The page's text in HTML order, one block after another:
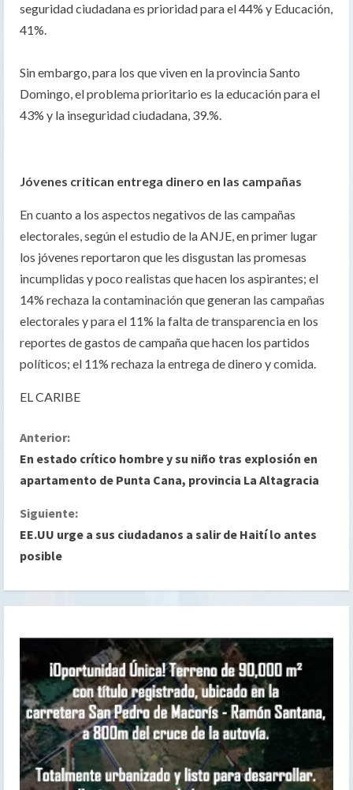
seguridad ciudadana es prioridad para el 44% y Educación,
41%.
Sin embargo, para los que viven en la provincia Santo
Domingo, el problema prioritario es la educación para el
43% y la inseguridad ciudadana, 39.%.
Jóvenes critican entrega dinero en las campañas
En cuanto a los aspectos negativos de las campañas
electorales, según el estudio de la ANJE, en primer lugar
los jóvenes reportaron que les disgustan las promesas
incumplidas y poco realistas que hacen los aspirantes; el
14% rechaza la contaminación que generan las campañas
electorales y para el 11% la falta de transparencia en los
reportes de gastos de campaña que hacen los partidos
políticos; el 11% rechaza la entrega de dinero y comida.
EL CARIBE
S
i
g
u
l
e
y
e
n
d
Anterior:
En estado crítico hombre y su niño tras explosión en
apartamento de Punta Cana, provincia La Altagracia
Siguiente:
EE.UU urge a sus ciudadanos a salir de Haití lo antes
posible